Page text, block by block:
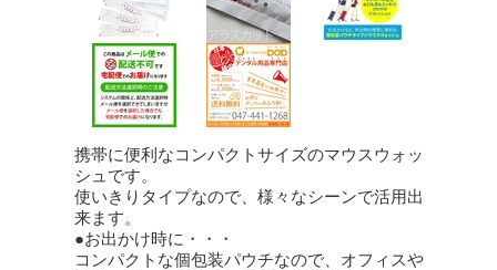
携帯に便利なコンパクトサイズのマウスウォッ
シュです。
使いきりタイプなので、様々なシーンで活用出
来ます。
●お出かけ時に・・・
コンパクトな個包装パウチなので、オフィスや